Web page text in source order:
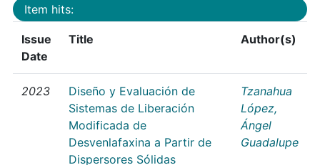
Item hits:
Issue
Date
Title Author(s)
2023
Diseño y Evaluación de
Sistemas de Liberación
Modificada de
Desvenlafaxina a Partir de
Dispersores Sólidas
Tzanahua
López,
Ángel
Guadalupe